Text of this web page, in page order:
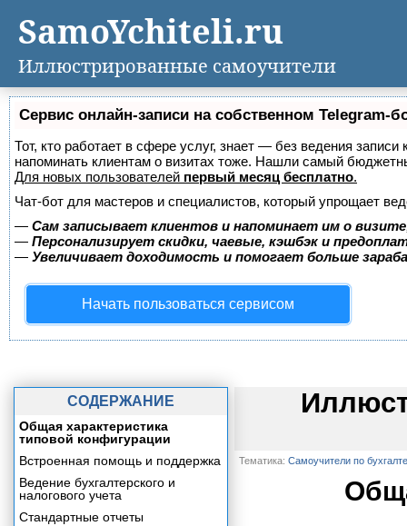
Сервис онлайн-записи на собственном Telegram-
Тот, кто работает в сфере услуг, знает — без ведения
напоминать клиентам о визитах тоже. Нашли самый
Для новых пользователей первый месяц бесплатно.
Чат-бот для мастеров и специалистов, который упрощает
— Сам записывает клиентов и напоминает им о
— Персонализирует скидки, чаевые, кэшбэк и
— Увеличивает доходимость и помогает больше
Начать пользоваться сервисом
Тематика: Самоучители по
СОДЕРЖАНИЕ
Общая характеристика
типовой конфигурации
Встроенная помощь и поддержка
Ведение бухгалтерского и
налогового учета
Стандартные отчеты
SamoYchiteli.ru
Иллюстрированные самоучители